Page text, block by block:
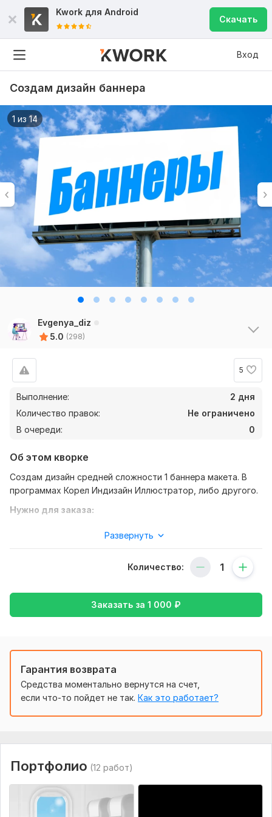
Kwork для Android
Скачать
Вход
Создам дизайн баннера
1 из 14
Evgenya_diz
5.0 (298)
5
Выполнение:
2 дня
Количество правок:
Не ограничено
В очереди:
0
Об этом кворке
Создам дизайн средней сложности 1 баннера макета. В
программах Корел Индизайн Иллюстратор, либо другого.
Нужно для заказа:
должно быть написано. Кворк включает создание одного
осуществляется внесение изменений по исходному
Фриланс услуга включает:
В нескольких цветах
Срок выполнения:2 дня
Вид: Статичный баннер
Развернуть
Количество:
Заказать за 1 000 ₽
Гарантия возврата
Средства моментально вернутся на счет,
если что-то пойдет не так. Как это работает?
Портфолио (12 работ)
7 0
Neonlyon 3 года назад
Нет отзыва
shelehovdima 3 года назад
Нет отзыва
A agmas1
Всё суппер, спасибо